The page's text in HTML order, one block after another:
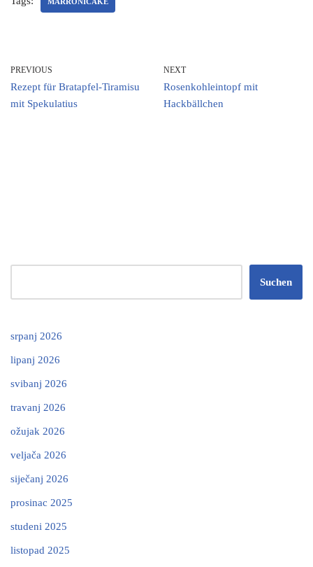
PREVIOUS
Rezept für Bratapfel-Tiramisu
mit Spekulatius
NEXT
Rosenkohleintopf mit
Hackbällchen
Suchen
srpanj 2026
lipanj 2026
svibanj 2026
travanj 2026
ožujak 2026
veljača 2026
siječanj 2026
prosinac 2025
studeni 2025
listopad 2025